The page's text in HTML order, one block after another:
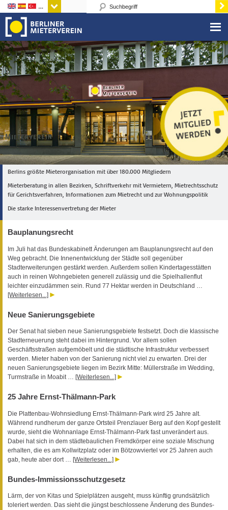
Sprachen
Berlins größte Mieterorganisation mit über 180.000 Mitgliedern
Mieterberatung in allen Bezirken, Schriftverkehr mit Vermietern, Mietrechtsschutz
für Gerichtsverfahren, Informationen zum Mietrecht und zur Wohnungspolitik
Die starke Interessenvertretung der Mieter
Bauplanungsrecht
Im Juli hat das Bundeskabinett Änderungen am Bauplanungsrecht auf den
Weg gebracht. Die Innenentwicklung der Städte soll gegenüber
Stadterweiterungen gestärkt werden. Außerdem sollen Kindertagesstätten
auch in reinen Wohngebieten generell zulässig und die Spielhallenflut
leichter einzudämmen sein. Rund 77 Hektar werden in Deutschland …
[Weiterlesen...]
Neue Sanierungsgebiete
Der Senat hat sieben neue Sanierungsgebiete festsetzt. Doch die klassische
Stadterneuerung steht dabei im Hintergrund. Vor allem sollen
Geschäftsstraßen aufgemöbelt und die städtische Infrastruktur verbessert
werden. Mieter haben von der Sanierung nicht viel zu erwarten. Drei der
neuen Sanierungsgebiete liegen im Bezirk Mitte: Müllerstraße im Wedding,
Turmstraße in Moabit … [Weiterlesen...]
25 Jahre Ernst-Thälmann-Park
Die Plattenbau-Wohnsiedlung Ernst-Thälmann-Park wird 25 Jahre alt.
Während rundherum der ganze Ortsteil Prenzlauer Berg auf den Kopf gestellt
wurde, sieht die Wohnanlage Ernst-Thälmann-Park fast unverändert aus.
Dabei hat sich in dem städtebaulichen Fremdkörper eine soziale Mischung
erhalten, die es am Kollwitzplatz oder im Bötzowviertel vor 25 Jahren auch
gab, heute aber dort … [Weiterlesen...]
Bundes-Immissionsschutzgesetz
Lärm, der von Kitas und Spielplätzen ausgeht, muss künftig grundsätzlich
toleriert werden. Das sieht die jüngst beschlossene Änderung des Bundes-